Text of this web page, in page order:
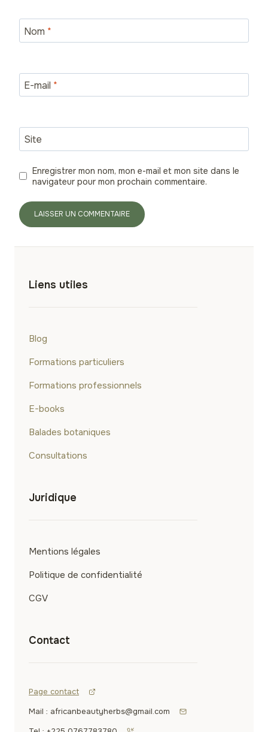
Nom *
E-mail *
Site
Enregistrer mon nom, mon e-mail et mon site dans le
navigateur pour mon prochain commentaire.
Liens utiles
Blog
Formations particuliers
Formations professionnels
E-books
Balades botaniques
Consultations
Juridique
Mentions légales
Politique de confidentialité
CGV
Contact
Page contact
Mail : africanbeautyherbs@gmail.com